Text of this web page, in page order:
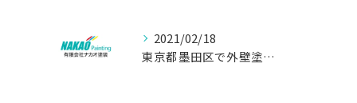
2021/02/18
東京都墨田区で外壁塗り替え工事なら(有)ナカオ塗装にお任せ